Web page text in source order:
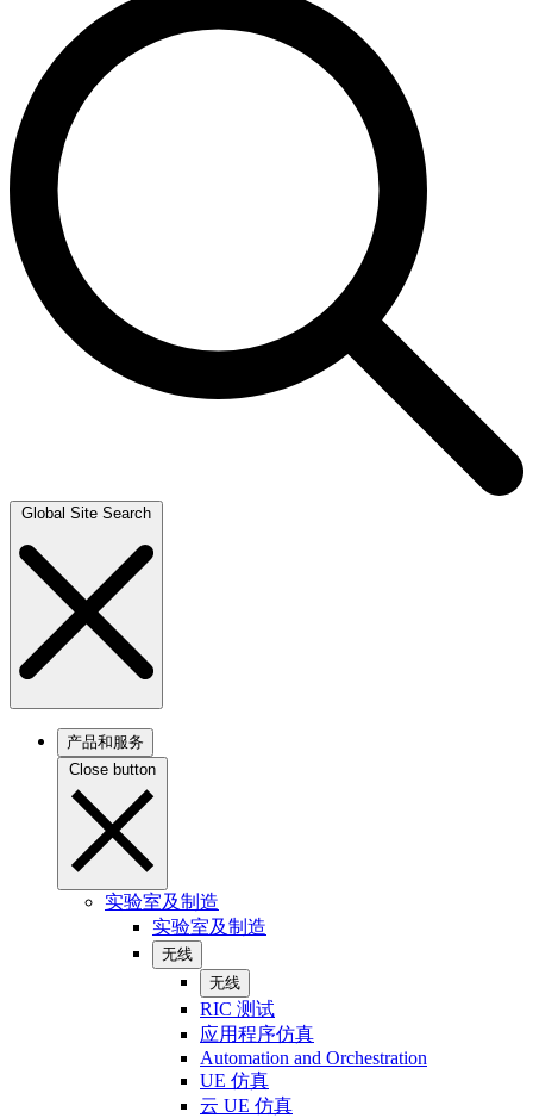
Global Site Search
产品和服务
Close button
实验室及制造
实验室及制造
无线
无线
RIC 测试
应用程序仿真
Automation and Orchestration
UE 仿真
云 UE 仿真